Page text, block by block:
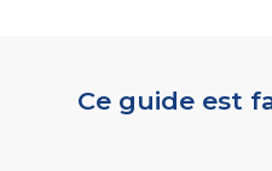
Ce guide est